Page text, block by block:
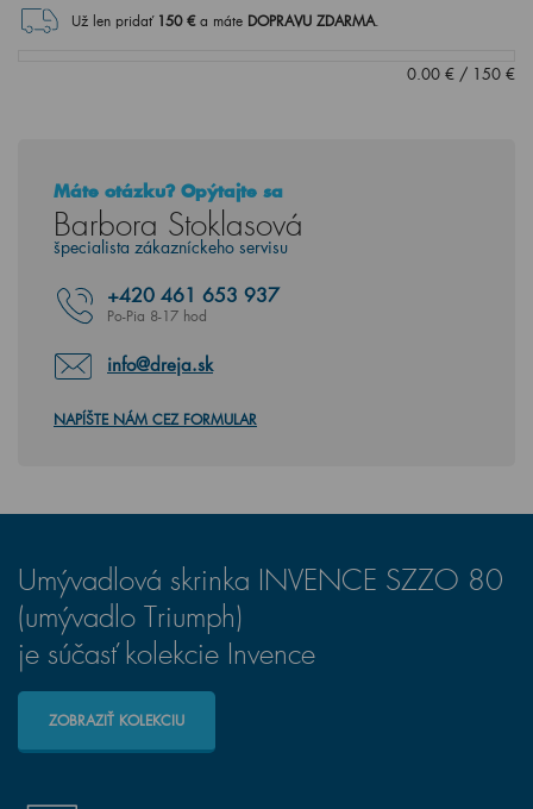
Už len pridať 150€ a máte DOPRAVU ZDARMA.
0.00 € / 150 €
Máte otázku? Opýtajte sa
Barbora Stoklasová
špecialista zákazníckeho servisu
+420 461 653 937
Po-Pia 8-17 hod
info@dreja.sk
NAPÍŠTE NÁM CEZ FORMULAR
Umývadlová skrinka INVENCE SZZO 80
(umývadlo Triumph)
je súčasť kolekcie Invence
ZOBRAZIŤ KOLEKCIU